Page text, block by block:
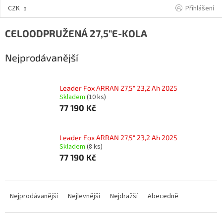
Přejít
CZK Přihlášení
CELOODPRUŽENÁ 27,5"E-KOLA
Nejprodávanější
Leader Fox ARRAN 27,5" 23,2 Ah 2025
Skladem (10 ks)
77 190 Kč
Leader Fox ARRAN 27,5" 23,2 Ah 2025
Skladem (8 ks)
77 190 Kč
Nejprodávanější Nejlevnější Nejdražší Abecedně